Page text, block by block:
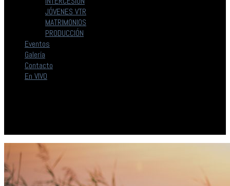
JÓVENES VTR
MATRIMONIOS
PRODUCCIÓN
Eventos
Galería
Contacto
En VIVO